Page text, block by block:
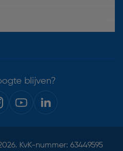
blijven?
KvK-nummer: 63449595